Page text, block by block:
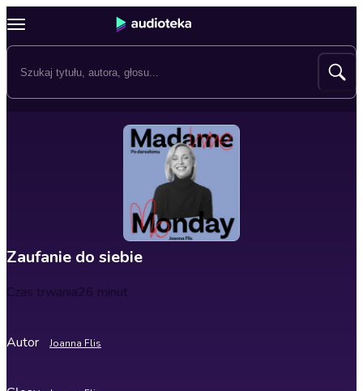
Zaufanie do siebie
Czas trwania26 minut
Autor Joanna Flis